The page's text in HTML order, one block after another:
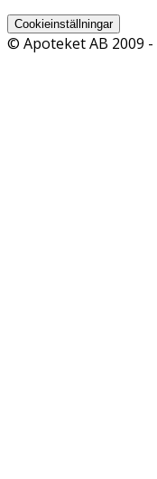
Cookieinställningar
© Apoteket AB 2009 -